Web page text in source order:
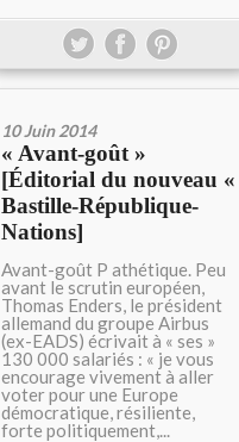
10 Juin 2014
« Avant-goût »
[Éditorial du nouveau «
Bastille-République-
Nations]
Avant-goût P athétique. Peu
avant le scrutin européen,
Thomas Enders, le président
allemand du groupe Airbus
(ex-EADS) écrivait à « ses »
130 000 salariés : « je vous
encourage vivement à aller
voter pour une Europe
démocratique, résiliente,
forte politiquement,...